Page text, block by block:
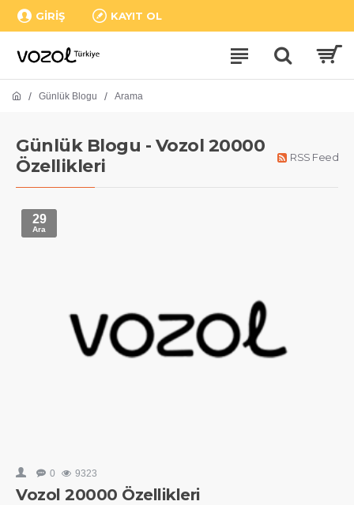
GIRIŞ KAYIT OL
Günlük Blogu Arama
Günlük Blogu - Vozol 20000
Özellikleri
RSS Feed
29
Ara
0 9323
Vozol 20000 Özellikleri